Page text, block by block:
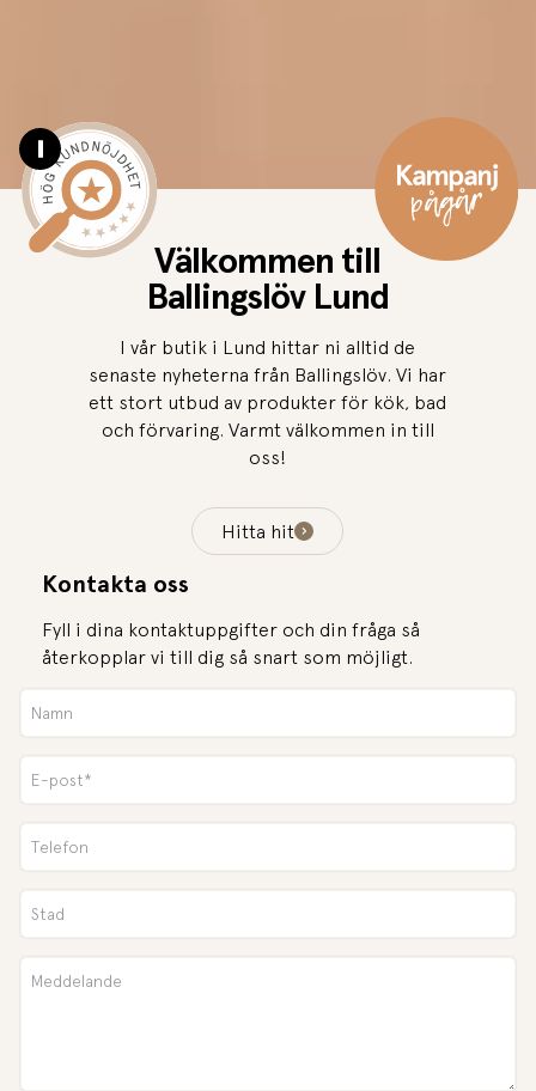
Pause video
Välkommen till
Ballingslöv Lund
I vår butik i Lund hittar ni alltid de
senaste nyheterna från Ballingslöv. Vi har
ett stort utbud av produkter för kök, bad
och förvaring. Varmt välkommen in till
oss!
Hitta hit
Kontakta oss
Fyll i dina kontaktuppgifter och din fråga så
återkopplar vi till dig så snart som möjligt.